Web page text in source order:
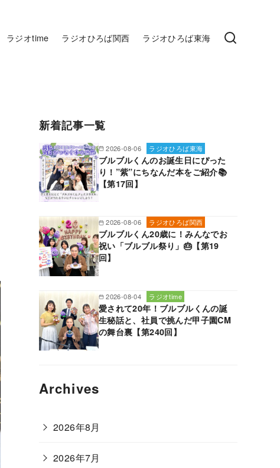
ラジオtime ラジオひろば関西 ラジオひろば東海
新着記事一覧
2026-08-06 ラジオひろば東海
ブルブルくんのお誕生日にぴった
り！”紫”にちなんだ本をご紹介📚
【第17回】
2026-08-06 ラジオひろば関西
ブルブルくん20歳に！みんなでお
祝い「ブルブル祭り」🎂【第19
回】
2026-08-04 ラジオtime
愛されて20年！ブルブルくんの誕
生秘話と、社員で挑んだ甲子園CM
の舞台裏【第240回】
Archives
2026年8月
2026年7月